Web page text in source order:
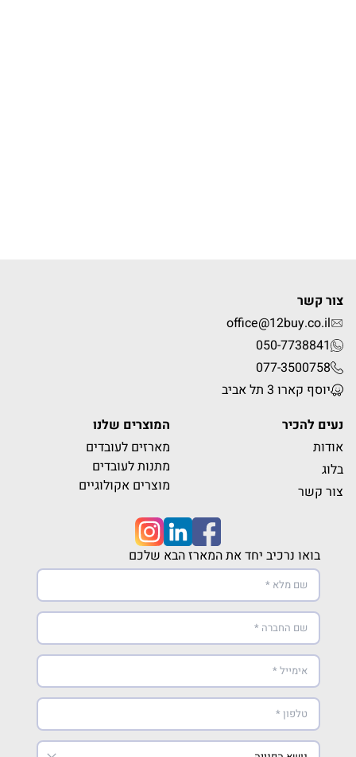
צור קשר
office@12buy.co.il
050-7738841
077-3500758
יוסף קארו 3 תל אביב
נעים להכיר
אודות
בלוג
צור קשר
המוצרים שלנו
מארזים לעובדים
מתנות לעובדים
מוצרים אקולוגיים
בואו נרכיב יחד את המארז הבא שלכם